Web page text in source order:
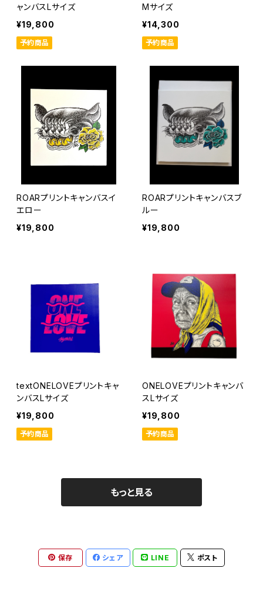
ャンバスLサイズ
¥19,800
予約商品
Mサイズ
¥14,300
予約商品
ROARプリントキャンバスイ
エロー
¥19,800
ROARプリントキャンバスブ
ルー
¥19,800
textONELOVEプリントキャ
ンバスLサイズ
¥19,800
予約商品
ONELOVEプリントキャンバ
スLサイズ
¥19,800
予約商品
もっと見る
保存 シェア LINE ポスト